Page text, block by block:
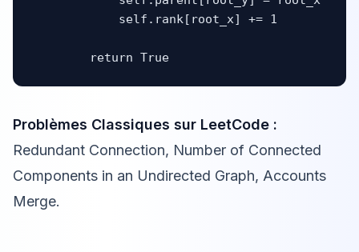
            self.rank[root_x] += 1
        return True
Problèmes Classiques sur LeetCode :
Redundant Connection, Number of Connected
Components in an Undirected Graph, Accounts
Merge.